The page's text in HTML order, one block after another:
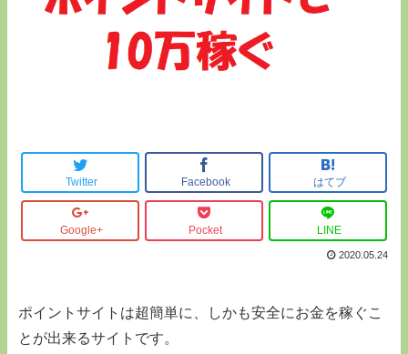
Twitter Facebook はてブ
Google+ Pocket LINE
2020.05.24
ポイントサイトは超簡単に、しかも安全にお金を稼ぐこ
とが出来るサイトです。